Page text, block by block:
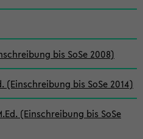
bis SoSe 2008)
bis SoSe 2014)
(Einschreibung bis SoSe